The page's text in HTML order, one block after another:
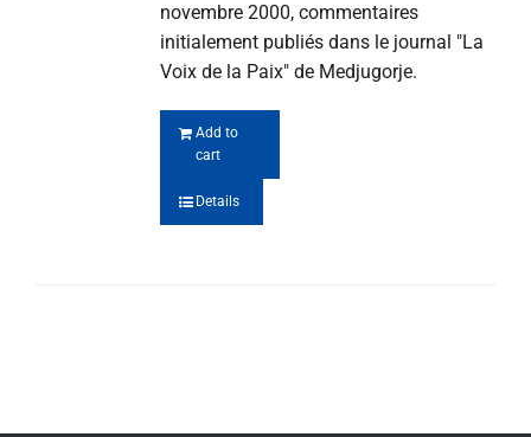
novembre 2000, commentaires
initialement publiés dans le journal "La
Voix de la Paix" de Medjugorje.
Add to
cart
Details